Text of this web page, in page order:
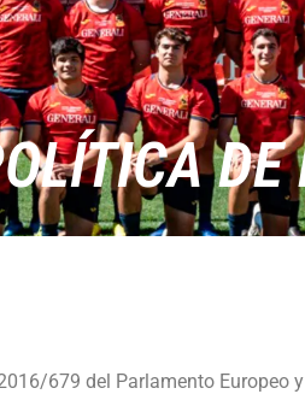
679 del Parlamento Europeo